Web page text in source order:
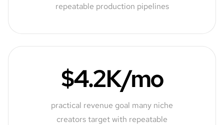
repeatable production pipelines
$4.2K/mo
practical revenue goal many niche
creators target with repeatable